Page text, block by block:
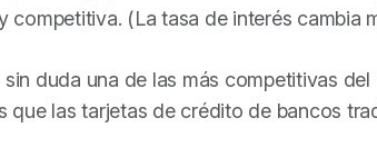
competitiva. (La tasa de interés cambia
sin duda una de las más competitivas
que las tarjetas de crédito de bancos